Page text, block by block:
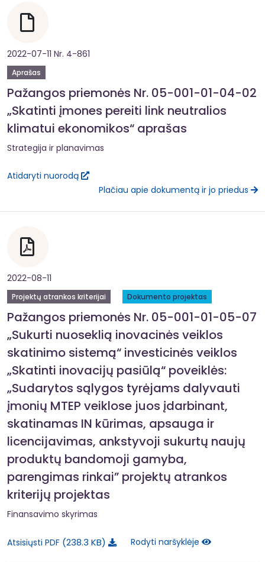
2022-07-11 Nr. 4-861
Aprašas
Pažangos priemonės Nr. 05-001-01-04-02
„Skatinti įmones pereiti link neutralios
klimatui ekonomikos“ aprašas
Strategija ir planavimas
Atidaryti nuorodą
Plačiau apie dokumentą ir jo priedus
2022-08-11
Projektų atrankos kriterijai Dokumento projektas
Pažangos priemonės Nr. 05-001-01-05-07
„Sukurti nuoseklią inovacinės veiklos
skatinimo sistemą“ investicinės veiklos
„Skatinti inovacijų pasiūlą“ poveiklės:
„Sudarytos sąlygos tyrėjams dalyvauti
įmonių MTEP veiklose juos įdarbinant,
skatinamas IN kūrimas, apsauga ir
licencijavimas, ankstyvoji sukurtų naujų
produktų bandomoji gamyba,
parengimas rinkai” projektų atrankos
kriterijų projektas
Finansavimo skyrimas
Atsisiųsti PDF 238.3 KB Rodyti naršyklėje